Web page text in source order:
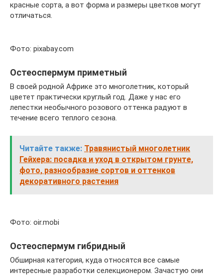
красные сорта, а вот форма и размеры цветков могут
отличаться.
Фото: pixabay.com
Остеоспермум приметный
В своей родной Африке это многолетник, который
цветет практически круглый год. Даже у нас его
лепестки необычного розового оттенка радуют в
течение всего теплого сезона.
Читайте также: Травянистый многолетник
Гейхера: посадка и уход в открытом грунте,
фото, разнообразие сортов и оттенков
декоративного растения
Фото: oir.mobi
Остеоспермум гибридный
Обширная категория, куда относятся все самые
интересные разработки селекционером. Зачастую они